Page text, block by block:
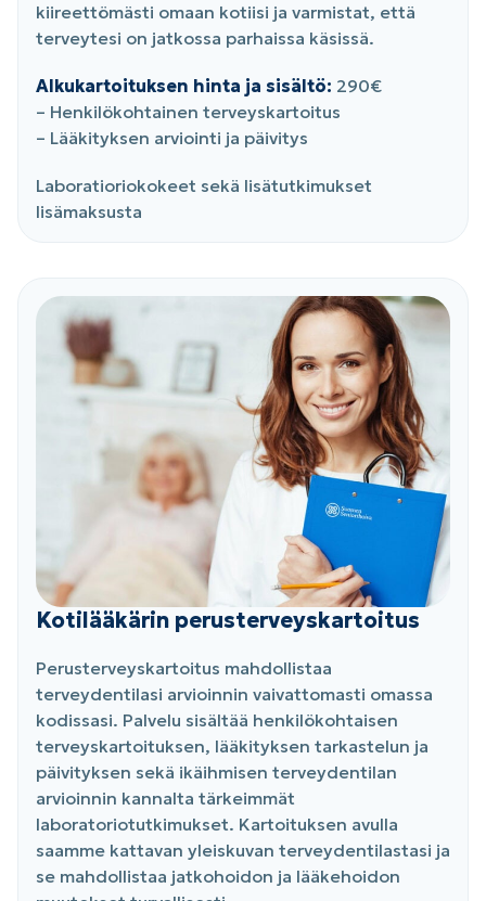
kiireettömästi omaan kotiisi ja varmistat, että
terveytesi on jatkossa parhaissa käsissä.
Alkukartoituksen hinta ja sisältö: 290€
– Henkilökohtainen terveyskartoitus
– Lääkityksen arviointi ja päivitys
Laboratioriokokeet sekä lisätutkimukset
lisämaksusta
Kotilääkärin perusterveyskartoitus
Perusterveyskartoitus mahdollistaa
terveydentilasi arvioinnin vaivattomasti omassa
kodissasi. Palvelu sisältää henkilökohtaisen
terveyskartoituksen, lääkityksen tarkastelun ja
päivityksen sekä ikäihmisen terveydentilan
arvioinnin kannalta tärkeimmät
laboratoriotutkimukset. Kartoituksen avulla
saamme kattavan yleiskuvan terveydentilastasi ja
se mahdollistaa jatkohoidon ja lääkehoidon